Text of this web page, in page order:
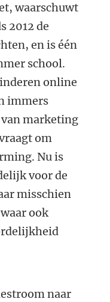
waarschuwt
2012 de
en is één
school.
online
immers
marketing
om
Nu is
voor de
misschien
ook
naar